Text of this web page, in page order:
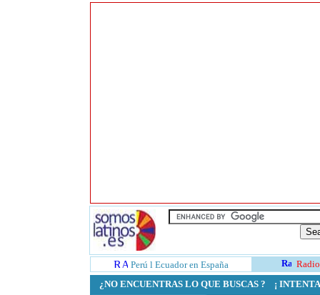
Perú l Ecuador en España
¿NO ENCUENTRAS LO QUE BUSCAS ? ¡